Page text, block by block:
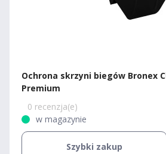
Ochrona skrzyni biegów Bronex
Premium
0 recenzja(e)
w magazynie
Szybki zakup